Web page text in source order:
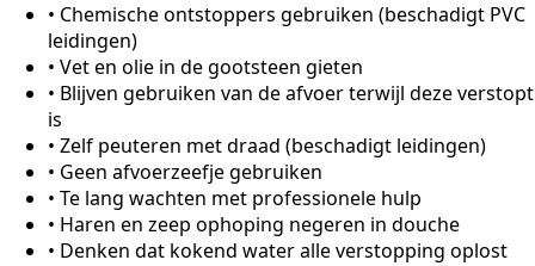
• Chemische ontstoppers gebruiken (beschadigt PVC
leidingen)
• Vet en olie in de gootsteen gieten
• Blijven gebruiken van de afvoer terwijl deze verstopt
is
• Zelf peuteren met draad (beschadigt leidingen)
• Geen afvoerzeefje gebruiken
• Te lang wachten met professionele hulp
• Haren en zeep ophoping negeren in douche
• Denken dat kokend water alle verstopping oplost